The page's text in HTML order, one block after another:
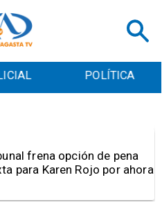
CULTURA
frena opción de pena
para Karen Rojo por ahora